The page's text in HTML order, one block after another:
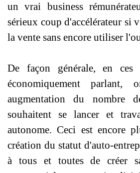
un vrai business
sérieux coup d'accélérateur si
la vente sans encore utiliser
De façon générale, en ces
économiquement parlant,
augmentation du nombre
souhaitent se lancer et
autonome. Ceci est encore
création du statut
à tous et toutes de créer